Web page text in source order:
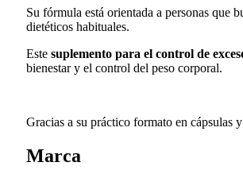
Su fórmula está orientada a personas que
dietéticos habituales.
Este suplemento para el control de
bienestar y el control del peso corporal.
Gracias a su práctico formato en cápsulas
Marca